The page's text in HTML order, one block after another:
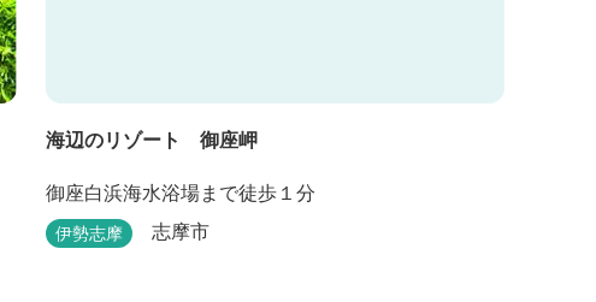
海辺のリゾート 御座岬
御座白浜海水浴場まで徒歩１分
伊勢志摩 志摩市